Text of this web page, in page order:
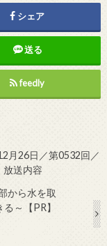
シェア
送る
feedly
月26日／第0532回／
放送内容
から水を取
～【PR】